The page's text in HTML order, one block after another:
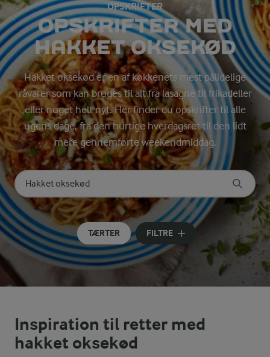
OPSKRIFTER
OPSKRIFTER MED
HAKKET OKSEKØD
Hakket oksekød er en af køkkenets mest pålidelige
råvarer som kan bruges til alt fra lasagne til frikadeller
eller noget helt nyt. Her finder du opskrifter til alle
ugens dage, fra den hurtige hverdagsret til den lidt
mere gennemførte weekendmiddag.
Søg på kategori
Indtast søgeord for at søge
TÆRTER FILTRE
Inspiration til retter med
hakket oksekød